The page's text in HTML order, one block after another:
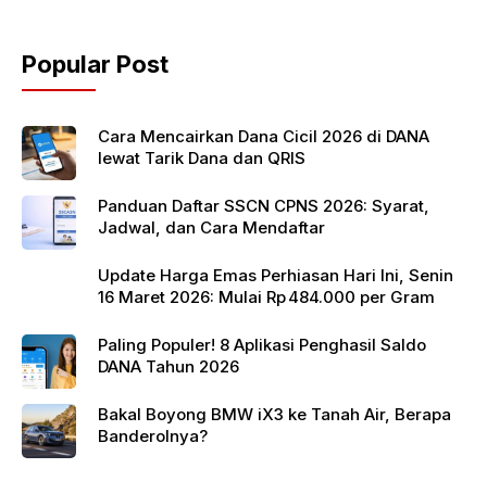
o
o
k
p
p
Popular Post
Cara Mencairkan Dana Cicil 2026 di DANA
lewat Tarik Dana dan QRIS
Panduan Daftar SSCN CPNS 2026: Syarat,
Jadwal, dan Cara Mendaftar
Update Harga Emas Perhiasan Hari Ini, Senin
16 Maret 2026: Mulai Rp 484.000 per Gram
Paling Populer! 8 Aplikasi Penghasil Saldo
DANA Tahun 2026
Bakal Boyong BMW iX3 ke Tanah Air, Berapa
Banderolnya?